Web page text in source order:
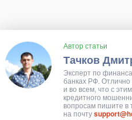
Автор статьи
Тачков
Эксперт по
банках РФ.
и во всем, что с
кредитного
вопросам пишите в
на почту